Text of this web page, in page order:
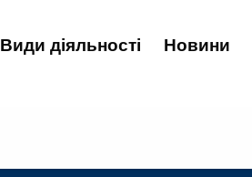
Види діяльності Новини